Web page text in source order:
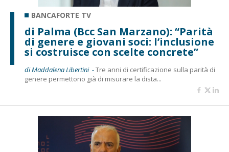
BANCAFORTE TV
di Palma (Bcc San Marzano): “Parità
di genere e giovani soci: l’inclusione
si costruisce con scelte concrete”
di Maddalena Libertini -Tre anni di certificazione sulla parità di
genere permettono già di misurare la dista...